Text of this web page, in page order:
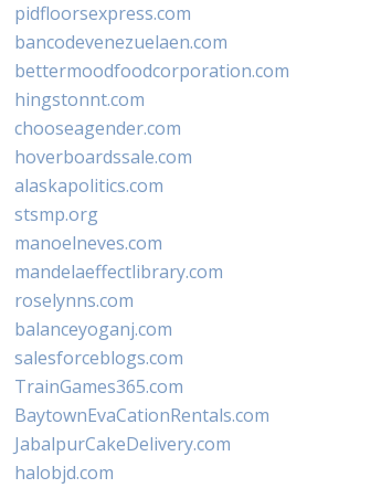
pidfloorsexpress.com
bancodevenezuelaen.com
bettermoodfoodcorporation.com
hingstonnt.com
chooseagender.com
hoverboardssale.com
alaskapolitics.com
stsmp.org
manoelneves.com
mandelaeffectlibrary.com
roselynns.com
balanceyoganj.com
salesforceblogs.com
TrainGames365.com
BaytownEvaCationRentals.com
JabalpurCakeDelivery.com
halobjd.com